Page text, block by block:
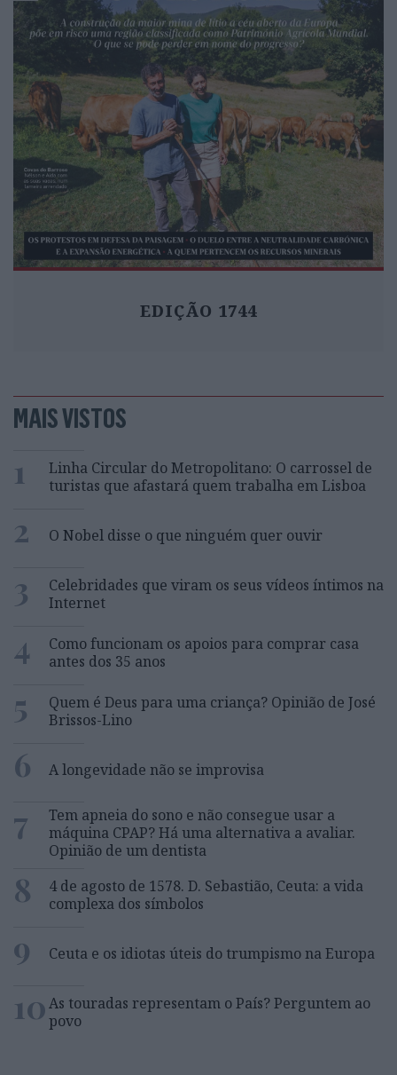
EDIÇÃO 1744
MAIS VISTOS
1
Linha Circular do Metropolitano: O carrossel de
turistas que afastará quem trabalha em Lisboa
2 O Nobel disse o que ninguém quer ouvir
3
Celebridades que viram os seus vídeos íntimos na
Internet
4
Como funcionam os apoios para comprar casa
antes dos 35 anos
5
Quem é Deus para uma criança? Opinião de José
Brissos-Lino
6 A longevidade não se improvisa
7
Tem apneia do sono e não consegue usar a
máquina CPAP? Há uma alternativa a avaliar.
Opinião de um dentista
8
4 de agosto de 1578. D. Sebastião, Ceuta: a vida
complexa dos símbolos
9 Ceuta e os idiotas úteis do trumpismo na Europa
10As touradas representam o País? Perguntem ao
povo